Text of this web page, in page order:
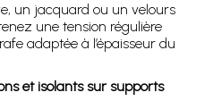
un jacquard ou un velours
une tension régulière
adaptée à l’épaisseur du
et isolants sur supports